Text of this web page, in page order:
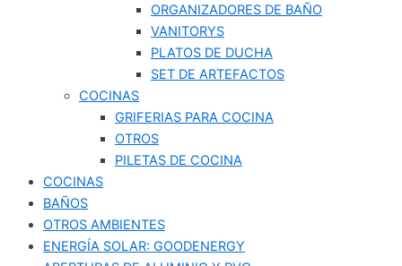
ORGANIZADORES DE BAÑO
VANITORYS
PLATOS DE DUCHA
SET DE ARTEFACTOS
COCINAS
GRIFERIAS PARA COCINA
OTROS
PILETAS DE COCINA
COCINAS
BAÑOS
OTROS AMBIENTES
ENERGÍA SOLAR: GOODENERGY